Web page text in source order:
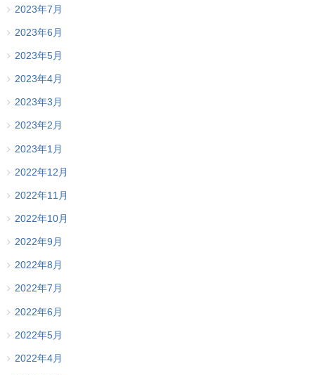
2023年7月
2023年6月
2023年5月
2023年4月
2023年3月
2023年2月
2023年1月
2022年12月
2022年11月
2022年10月
2022年9月
2022年8月
2022年7月
2022年6月
2022年5月
2022年4月